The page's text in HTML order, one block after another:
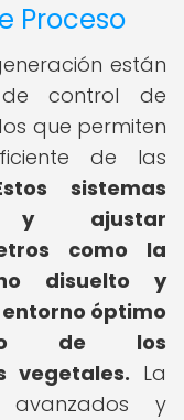
Proceso
están
control de
que permiten
de las
sistemas
y ajustar
como la
disuelto y
óptimo
de los
vegetales. La
avanzados y